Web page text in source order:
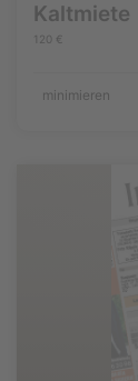
Kaltmiete
120 €
minimieren